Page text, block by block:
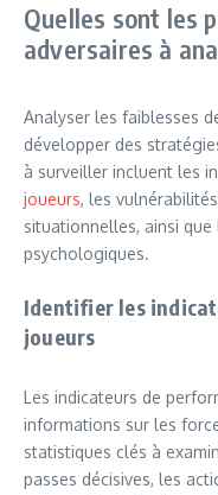
Quelles sont les
adversaires à
Analyser les faiblesses
développer des
à surveiller incluent les
joueurs, les
situationnelles, ainsi
psychologiques.
Identifier les
joueurs
Les indicateurs de
informations sur les
statistiques clés à
passes décisives, les